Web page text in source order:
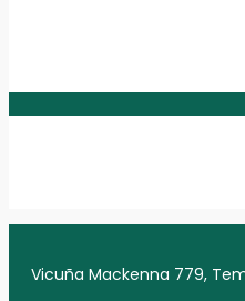
Vicuña Mackenna 779,